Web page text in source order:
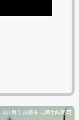
冰川融化 南極洲 可再生能源可